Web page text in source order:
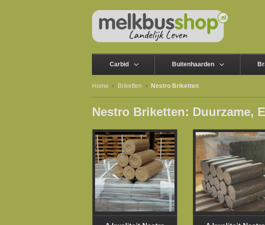
Carbid Buitenhaarden
Home Briketten Nestro Briketten
Nestro Briketten: Duurzame,